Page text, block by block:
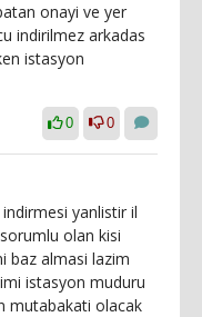
onayi ve yer
indirilmez arkadas
istasyon
0 0
yanlistir il
olan kisi
baz almasi lazim
istasyon muduru
mutabakati olacak